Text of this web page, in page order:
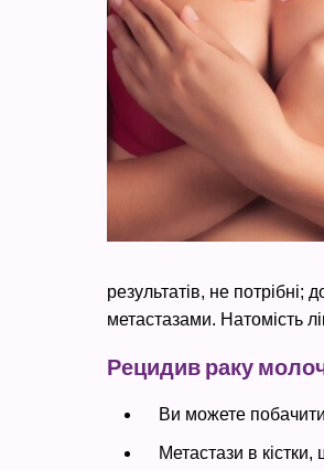
результатів, не
метастазами. Натомість
Рецидив раку
Ви можете
Метастази в